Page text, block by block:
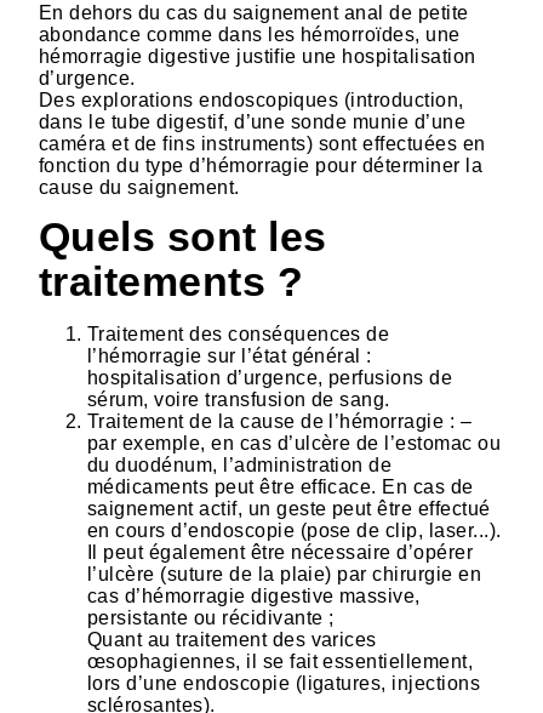
En dehors du cas du saignement anal de petite
abondance comme dans les hémorroïdes, une
hémorragie digestive justifie une hospitalisation
d’urgence.
Des explorations endoscopiques (introduction,
dans le tube digestif, d’une sonde munie d’une
caméra et de fins instruments) sont effectuées en
fonction du type d’hémorragie pour déterminer la
cause du saignement.
Quels sont les
traitements ?
Traitement des conséquences de
l’hémorragie sur l’état général :
hospitalisation d’urgence, perfusions de
sérum, voire transfusion de sang.
Traitement de la cause de l’hémorragie : –
par exemple, en cas d’ulcère de l’estomac ou
du duodénum, l’administration de
médicaments peut être efficace. En cas de
saignement actif, un geste peut être effectué
en cours d’endoscopie (pose de clip, laser...).
Il peut également être nécessaire d’opérer
l’ulcère (suture de la plaie) par chirurgie en
cas d’hémorragie digestive massive,
persistante ou récidivante ;
Quant au traitement des varices
œsophagiennes, il se fait essentiellement,
lors d’une endoscopie (ligatures, injections
sclérosantes).